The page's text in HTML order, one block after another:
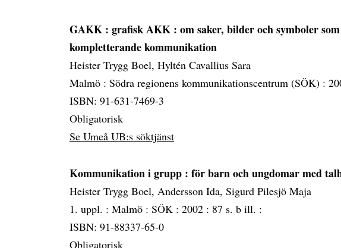
GAKK : grafisk AKK : om saker, bilder och symboler
kompletterande kommunikation
Heister Trygg Boel, Hyltén Cavallius Sara
Malmö : Södra regionens kommunikationscentrum (SÖK) :
ISBN: 91-631-7469-3
Obligatorisk
Se Umeå UB:s söktjänst
Kommunikation i grupp : för barn och ungdomar med
Heister Trygg Boel, Andersson Ida, Sigurd Pilesjö Maja
1. uppl. : Malmö : SÖK : 2002 : 87 s. b ill. :
ISBN: 91-88337-65-0
Obligatorisk